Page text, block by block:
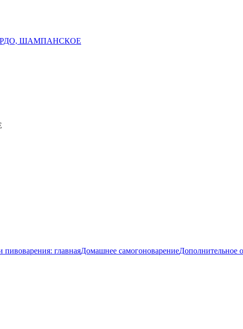
ШАМПАНСКОЕ
пивоварения: главнаяДомашнее самогоноварениеДополнительное